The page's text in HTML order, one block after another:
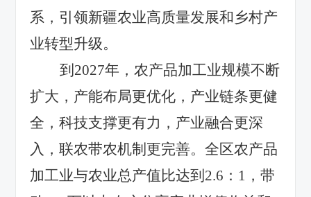
系，引领新疆农业高质量发展和乡村产
业转型升级。
到 2027年，农产品加工业规模不断
扩大，产能布局更优化，产业链条更健
全，科技支撑更有力，产业融合更深
入，联农带农机制更完善。全区农产品
加工业与农业总产值比达到 2.6 ： 1 ，带